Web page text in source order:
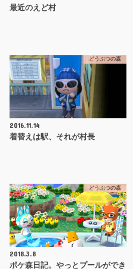
最近のえど村
どうぶつの森
2016.11.14
着替えは駅、それが村長
どうぶつの森
2018.3.8
ポケ森日記。やっとプールができ